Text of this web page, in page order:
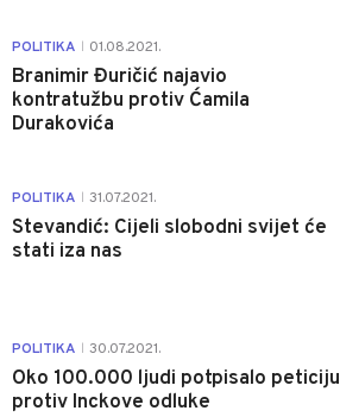
POLITIKA 01.08.2021.
Branimir Đuričić najavio
kontratužbu protiv Ćamila
Durakovića
POLITIKA 31.07.2021.
Stevandić: Cijeli slobodni svijet će
stati iza nas
POLITIKA 30.07.2021.
Oko 100.000 ljudi potpisalo peticiju
protiv Inckove odluke